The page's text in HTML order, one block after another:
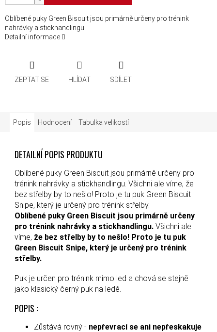
Oblíbené puky Green Biscuit jsou primárně určeny pro trénink
nahrávky a stickhandlingu.
Detailní informace
ZEPTAT SE HLÍDAT SDÍLET
Popis Hodnocení Tabulka velikostí
DETAILNÍ POPIS PRODUKTU
Oblíbené puky Green Biscuit jsou primárně určeny pro
trénink nahrávky a stickhandlingu. Všichni ale víme, že
bez střelby by to nešlo! Proto je tu puk Green Biscuit
Snipe, který je určený pro trénink střelby.
Oblíbené puky Green Biscuit jsou primárně určeny
pro trénink nahrávky a stickhandlingu. Všichni ale
víme, že bez střelby by to nešlo! Proto je tu puk
Green Biscuit Snipe, který je určený pro trénink
střelby.
Puk je určen pro trénink mimo led a chová se stejně
jako klasický černý puk na ledě.
POPIS :
Zůstává rovný - nepřevrací se ani nepřeskakuje